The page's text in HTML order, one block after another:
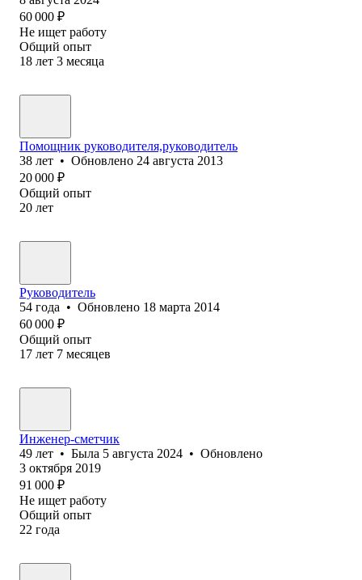
60 000 ₽
Не ищет работу
Общий опыт
18 лет 3 месяца
Помощник руководителя,руководитель
38 лет • Обновлено 24 августа 2013
20 000 ₽
Общий опыт
20 лет
Руководитель
54 года • Обновлено 18 марта 2014
60 000 ₽
Общий опыт
17 лет 7 месяцев
Инженер-сметчик
49 лет • Была 5 августа 2024 • Обновлено
3 октября 2019
91 000 ₽
Не ищет работу
Общий опыт
22 года